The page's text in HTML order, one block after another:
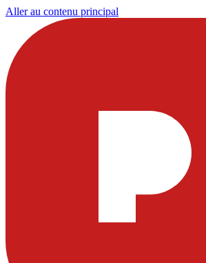
Aller au contenu principal